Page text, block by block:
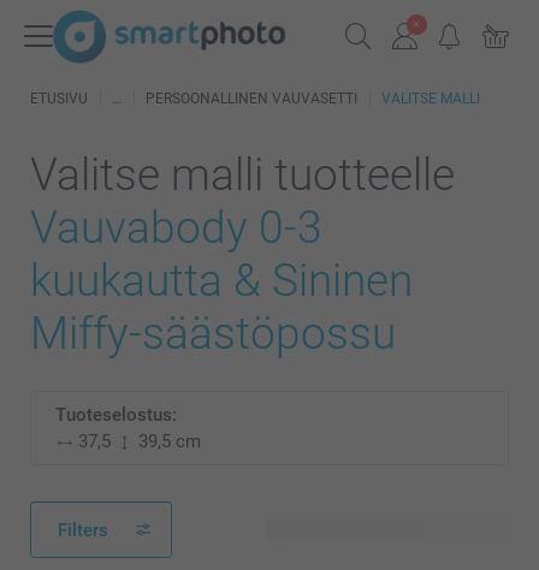
ETUSIVU PERSOONALLINEN VAUVASETTI VALITSE MALLI
Valitse malli tuotteelle
Vauvabody 0-3
kuukautta & Sininen
Miffy-säästöpossu
Tuoteselostus:
37,5
39,5 cm
Filters